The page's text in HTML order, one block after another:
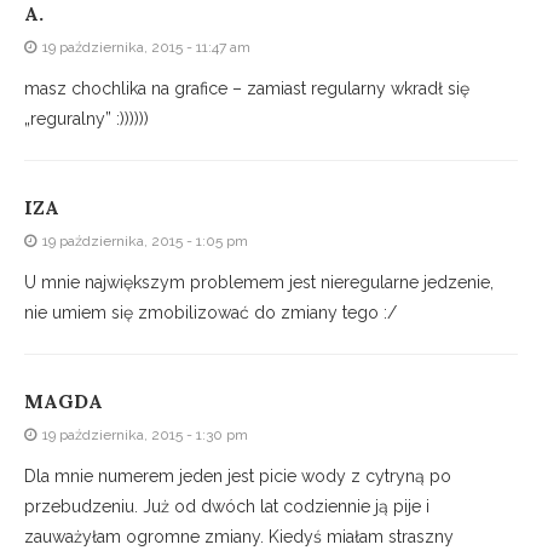
A.
19 października, 2015 - 11:47 am
masz chochlika na grafice – zamiast regularny wkradł się
„reguralny” :))))))
IZA
19 października, 2015 - 1:05 pm
U mnie największym problemem jest nieregularne jedzenie,
nie umiem się zmobilizować do zmiany tego :/
MAGDA
19 października, 2015 - 1:30 pm
Dla mnie numerem jeden jest picie wody z cytryną po
przebudzeniu. Już od dwóch lat codziennie ją pije i
zauważyłam ogromne zmiany. Kiedyś miałam straszny